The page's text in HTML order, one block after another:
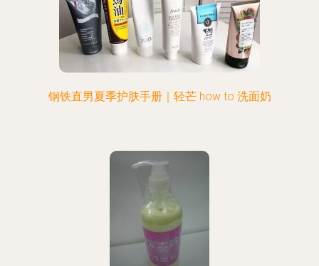
钢铁直男夏季护肤手册｜轻芒 how to 洗面奶